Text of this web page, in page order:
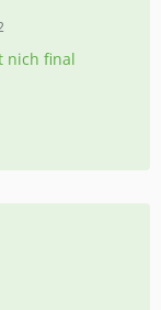
nich final